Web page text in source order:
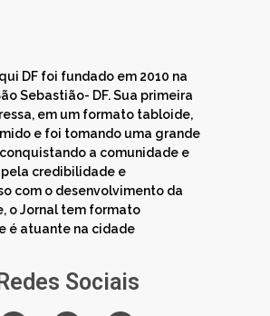
DF foi fundado em 2010 na
Sebastião- DF. Sua primeira
em um formato tabloide,
e foi tomando uma grande
a comunidade e
credibilidade e
com o desenvolvimento da
o Jornal tem formato
é atuante na cidade
Redes Sociais